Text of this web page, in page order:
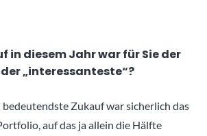
in diesem Jahr war für Sie der
„interessanteste“?
Zukauf war sicherlich das
auf das ja allein die Hälfte